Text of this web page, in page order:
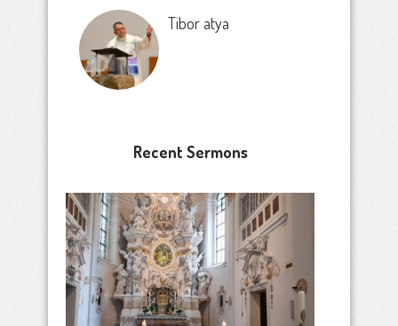
Tibor atya
Recent Sermons